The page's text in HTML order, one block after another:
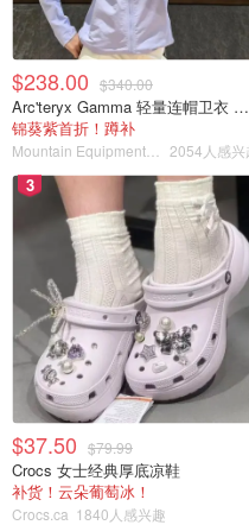
非常荣幸地邀请来自世界各
义的赛事。期待精彩的比赛
容，共同纪念这个特别的
二十周年有什么新鲜事？
• 50/50 抽奖，寻找蓝龙！
• 抽奖、奖品和游戏
• 更多节日乐趣：享受商家
助的热门啤酒花园以及
让我们把今年打造成最精
合作、竞争和友谊！带上你
起挥舞着水，创造历史！
如果你喜欢我们的文章记
$238.00 $340.00
Arc'teryx Gamma 轻量连帽卫衣 女款
锦葵紫首折！蹲补
2054人感兴
3
$37.50 $79.99
Crocs 女士经典厚底凉鞋
补货！云朵葡萄冰！
Crocs.ca 1840人感兴趣